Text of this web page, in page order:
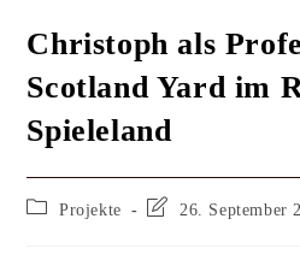
Christoph als
Scotland Yard im
Spieleland
Projekte 26. September